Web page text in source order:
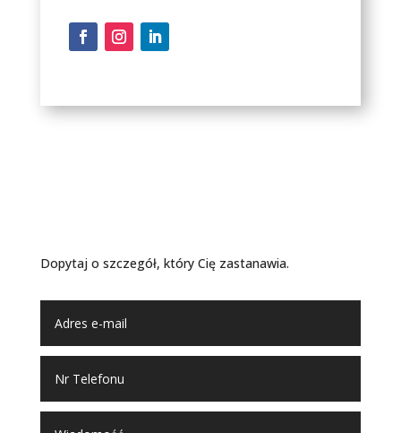
Dopytaj o szczegół, który Cię zastanawia.